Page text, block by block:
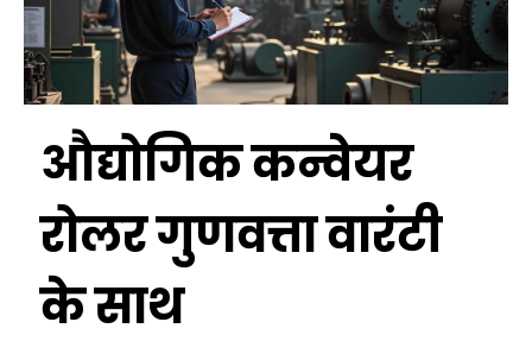
औद्योगिक कन्वेयर
रोलर गुणवत्ता वारंटी
के साथ